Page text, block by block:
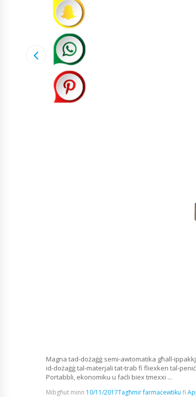
Magna tad-dożaġġ semi-awtomatika għall-
id-dożaġġ tal-materjali tat-trab fi fliexken tal-
Portabbli, ekonomiku u faċli biex tmexxi ...
Mibgħut minn 10/11/2017Tagħmir farmaċewtiku fi